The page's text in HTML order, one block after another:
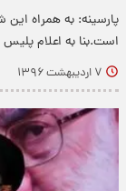
پارسینه: به همراه
است.بنا به اعلام
۷ اردیبهشت ۱۳۹۶